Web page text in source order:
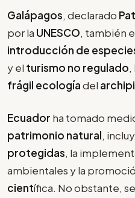
Galápagos, declarado
por la UNESCO, también
introducción de
y el turismo no regulado
frágil ecologíadel
Ecuador ha tomado
patrimonio natural,
protegidas, la
ambientales y la
científica. No obstante,